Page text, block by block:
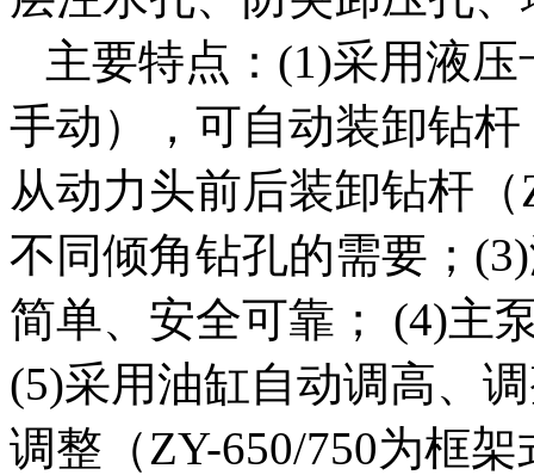
主要特点：(1)采用液压
手动），可自动装卸钻
从动力头前后装卸钻杆
不同倾角钻孔的需要；
简单、安全可靠； (4)主
(5)采用油缸自动调高、
调整（ZY-650/750为框